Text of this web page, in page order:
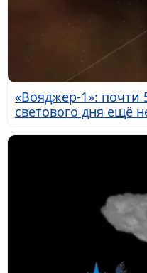
«Вояджер-1»: почти
светового дня ещё